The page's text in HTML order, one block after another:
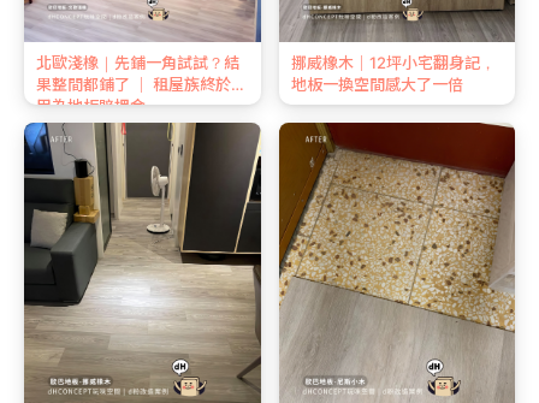
北歐淺橡｜先鋪一角試試？結
果整間都鋪了 ｜ 租屋族終於不
用為地板賠押金
挪威橡木｜12坪小宅翻身記，
地板一換空間感大了一倍